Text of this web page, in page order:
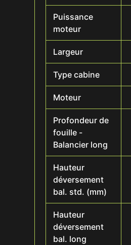
Puissance
moteur
Largeur
Type cabine
Moteur
Profondeur de
fouille -
Balancier long
Hauteur
déversement
bal. std. (mm)
Hauteur
déversement
bal. long